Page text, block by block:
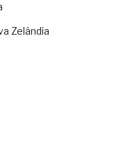
Zelândia